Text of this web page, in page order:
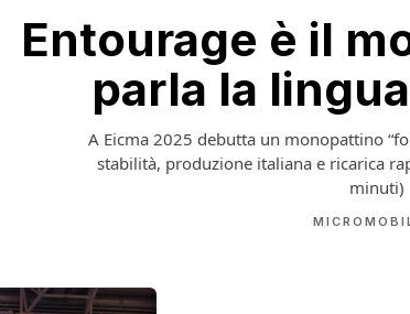
Entourage è il
parla la
A Eicma 2025 debutta un monopattino
stabilità, produzione italiana e ricarica
minuti)